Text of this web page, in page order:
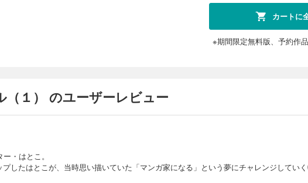
カートに
※期間限定無料版、予約作
１） のユーザーレビュー
・はとこ。
したはとこが、当時思い描いていた「マンガ家になる」という夢にチャレンジしていく